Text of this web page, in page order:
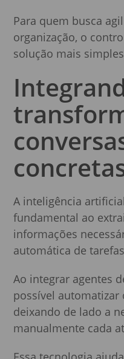
Para quem busca
organização, o
solução mais
A inteligência
fundamental ao
informações
automática de
Ao integrar agentes
possível
deixando de lado a
manualmente cada